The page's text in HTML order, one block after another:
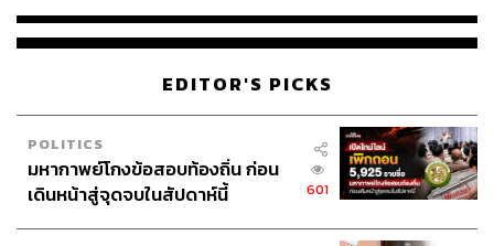
STANDARD
EDITOR'S PICKS
POLITICS
มหากาพย์โกงข้อสอบท้องถิ่น ก่อน
เดินหน้าสู่จุดจบในสัปดาห์นี้
601